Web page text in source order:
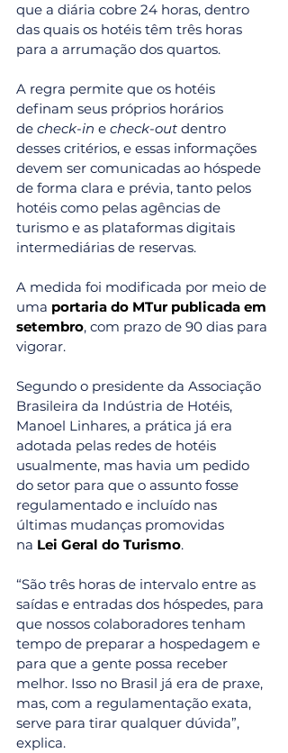
que a diária cobre 24 horas, dentro
das quais os hotéis têm três horas
para a arrumação dos quartos.
A regra permite que os hotéis
definam seus próprios horários
de check-in e check-out dentro
desses critérios, e essas informações
devem ser comunicadas ao hóspede
de forma clara e prévia, tanto pelos
hotéis como pelas agências de
turismo e as plataformas digitais
intermediárias de reservas.
A medida foi modificada por meio de
uma portaria do MTur publicada em
setembro, com prazo de 90 dias para
vigorar.
Segundo o presidente da Associação
Brasileira da Indústria de Hotéis,
Manoel Linhares, a prática já era
adotada pelas redes de hotéis
usualmente, mas havia um pedido
do setor para que o assunto fosse
regulamentado e incluído nas
últimas mudanças promovidas
na Lei Geral do Turismo.
“São três horas de intervalo entre as
saídas e entradas dos hóspedes, para
que nossos colaboradores tenham
tempo de preparar a hospedagem e
para que a gente possa receber
melhor. Isso no Brasil já era de praxe,
mas, com a regulamentação exata,
serve para tirar qualquer dúvida”,
explica.